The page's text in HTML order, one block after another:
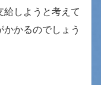
給しようと考えて
かるのでしょう